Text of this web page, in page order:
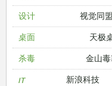
设计 视觉同
桌面 天极
杀毒 金山
IT 新浪科技